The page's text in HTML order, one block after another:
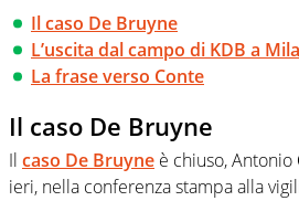
Il caso De Bruyne
L’uscita dal campo di KDB a
La frase verso Conte
Il caso De Bruyne
Il caso De Bruyne è chiuso, Antonio
ieri, nella conferenza stampa alla